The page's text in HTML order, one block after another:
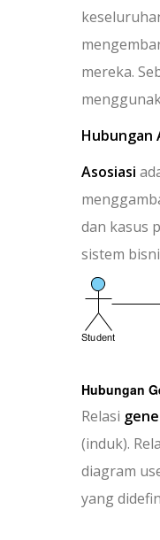
mereka.
Hubungan
Asosiasi
dan kasus
sistem
Hubungan
Relasi
(induk).
diagram
yang